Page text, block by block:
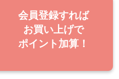
会員登録すれば
お買い上げで
ポイント加算！